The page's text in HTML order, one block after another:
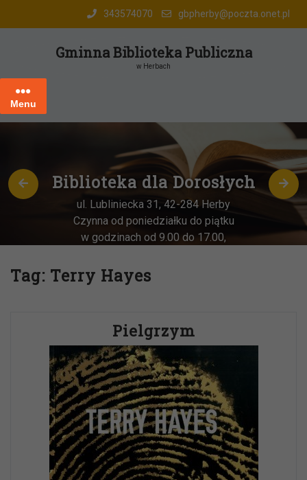
343574070 gbpherby@poczta.onet.pl
Gminna Biblioteka Publiczna
w Herbach
Menu
Biblioteka dla Dorosłych
ul. Lubliniecka 31, 42-284 Herby
Czynna od poniedziałku do piątku
w godzinach od 9.00 do 17.00,
w godz. 9:00-13:00
Tag: Terry Hayes
Pielgrzym